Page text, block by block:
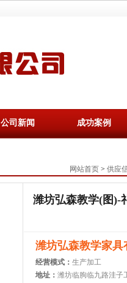
公司新闻 成功案例
网站首页 > 供应
潍坊弘森教学(图)-
潍坊弘森教学家具
经营模式： 生产加工
地址： 潍坊临朐临九路洼子